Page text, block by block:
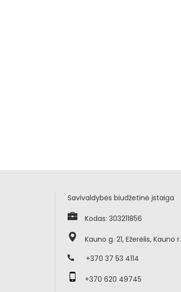
Savivaldybės biudžetinė įstaiga
Kodas: 303211856
Kauno g. 21, Ežerėlis, Kauno r.
+370 37 53 4114
+370 620 49745